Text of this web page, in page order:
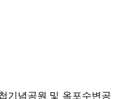
기념공원 및 옥포수변공